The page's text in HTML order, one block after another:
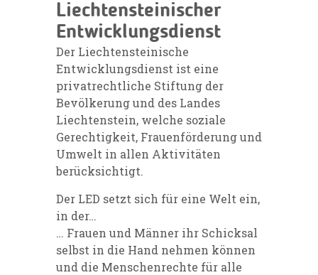
Liechtensteinischer
Entwicklungsdienst
Der Liechtensteinische
Entwicklungsdienst ist eine
privatrechtliche Stiftung der
Bevölkerung und des Landes
Liechtenstein, welche soziale
Gerechtigkeit, Frauenförderung und
Umwelt in allen Aktivitäten
berücksichtigt.
Der LED setzt sich für eine Welt ein,
in der…
… Frauen und Männer ihr Schicksal
selbst in die Hand nehmen können
und die Menschenrechte für alle